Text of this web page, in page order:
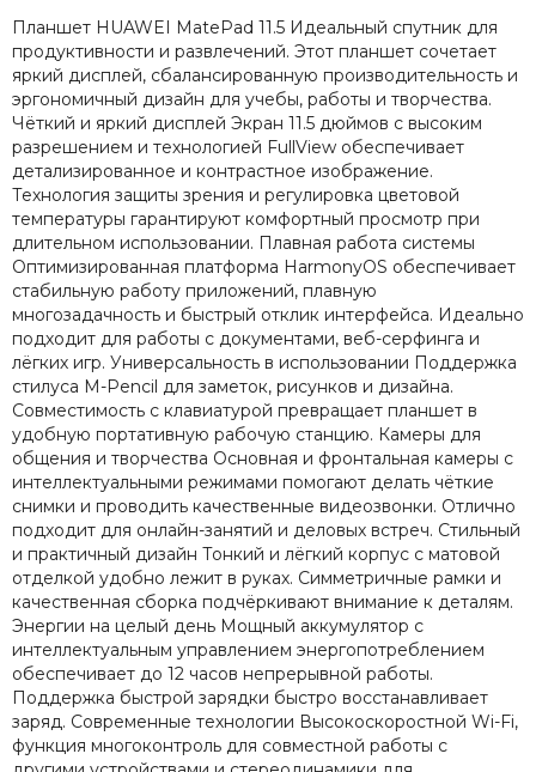
Планшет HUAWEI MatePad 11.5 Идеальный спутник для
продуктивности и развлечений. Этот планшет сочетает
яркий дисплей, сбалансированную производительность и
эргономичный дизайн для учебы, работы и творчества.
Чёткий и яркий дисплей Экран 11.5 дюймов с высоким
разрешением и технологией FullView обеспечивает
детализированное и контрастное изображение.
Технология защиты зрения и регулировка цветовой
температуры гарантируют комфортный просмотр при
длительном использовании. Плавная работа системы
Оптимизированная платформа HarmonyOS обеспечивает
стабильную работу приложений, плавную
многозадачность и быстрый отклик интерфейса. Идеально
подходит для работы с документами, веб-серфинга и
лёгких игр. Универсальность в использовании Поддержка
стилуса M-Pencil для заметок, рисунков и дизайна.
Совместимость с клавиатурой превращает планшет в
удобную портативную рабочую станцию. Камеры для
общения и творчества Основная и фронтальная камеры с
интеллектуальными режимами помогают делать чёткие
снимки и проводить качественные видеозвонки. Отлично
подходит для онлайн-занятий и деловых встреч. Стильный
и практичный дизайн Тонкий и лёгкий корпус с матовой
отделкой удобно лежит в руках. Симметричные рамки и
качественная сборка подчёркивают внимание к деталям.
Энергии на целый день Мощный аккумулятор с
интеллектуальным управлением энергопотреблением
обеспечивает до 12 часов непрерывной работы.
Поддержка быстрой зарядки быстро восстанавливает
заряд. Современные технологии Высокоскоростной Wi-Fi,
функция многоконтроль для совместной работы с